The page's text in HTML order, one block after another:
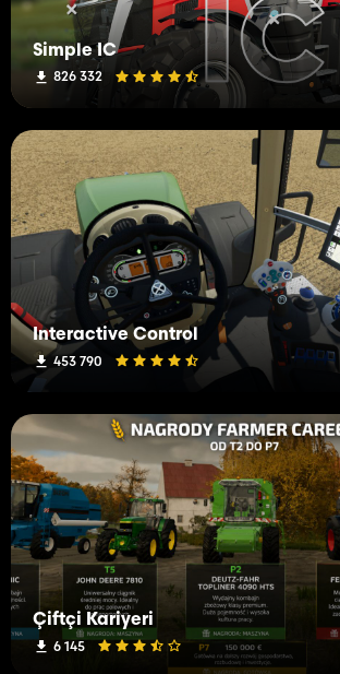
Simple IC
826 332
Interactive Control
453 790
Çiftçi Kariyeri
6 145